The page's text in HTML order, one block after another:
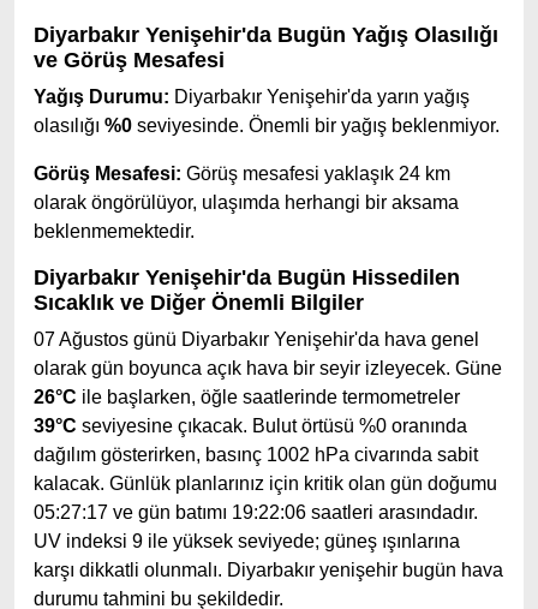
Diyarbakır Yenişehir'da Bugün Yağış Olasılığı
ve Görüş Mesafesi
Yağış Durumu: Diyarbakır Yenişehir'da yarın yağış
olasılığı %0 seviyesinde. Önemli bir yağış beklenmiyor.
Görüş Mesafesi: Görüş mesafesi yaklaşık 24 km
olarak öngörülüyor, ulaşımda herhangi bir aksama
beklenmemektedir.
Diyarbakır Yenişehir'da Bugün Hissedilen
Sıcaklık ve Diğer Önemli Bilgiler
07 Ağustos günü Diyarbakır Yenişehir'da hava genel
olarak gün boyunca açık hava bir seyir izleyecek. Güne
26°C ile başlarken, öğle saatlerinde termometreler
39°C seviyesine çıkacak. Bulut örtüsü %0 oranında
dağılım gösterirken, basınç 1002 hPa civarında sabit
kalacak. Günlük planlarınız için kritik olan gün doğumu
05:27:17 ve gün batımı 19:22:06 saatleri arasındadır.
UV indeksi 9 ile yüksek seviyede; güneş ışınlarına
karşı dikkatli olunmalı. Diyarbakır yenişehir bugün hava
durumu tahmini bu şekildedir.